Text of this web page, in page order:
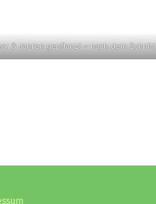
8 Jahren gepflanzt – nach dem Schnitt